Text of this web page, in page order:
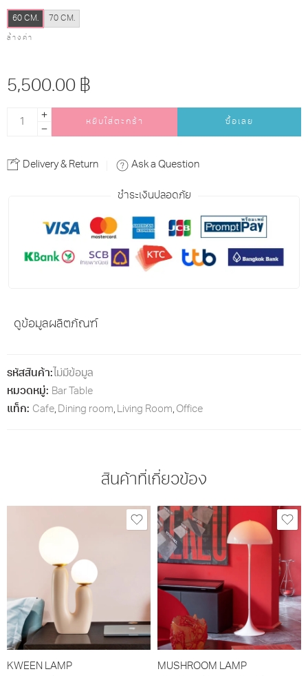
60 CM. 70 CM.
ล้างค่า
5,500.00 ฿
หยิบใส่ตะกร้า ซื้อเลย
Delivery & Return Ask a Question
ชำระเงินปลอดภัย
ดูข้อมูลผลิตภัณฑ์
รหัสสินค้า: ไม่มีข้อมูล
หมวดหมู่: Bar Table
แท็ก: Cafe, Dining room, Living Room, Office
สินค้าที่เกี่ยวข้อง
KWEEN LAMP
MUSHROOM LAMP